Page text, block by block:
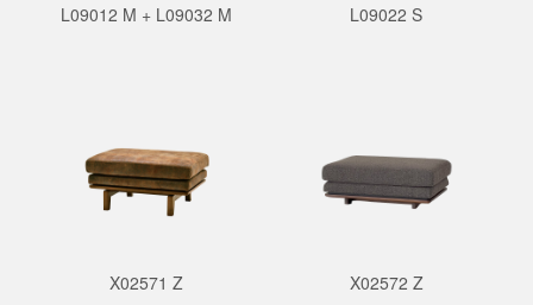
L09012 M + L09032 M L09022 S
X02571 Z X02572 Z